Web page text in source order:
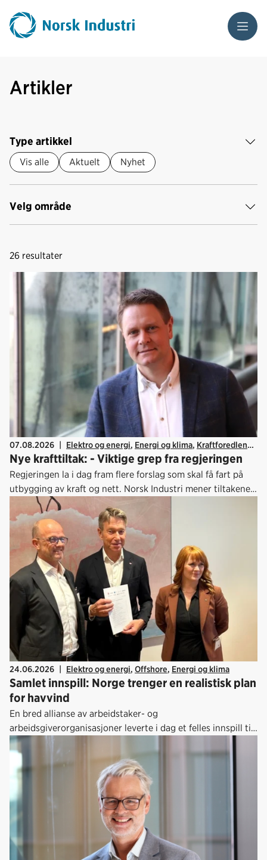
Meny
Artikler
Type artikkel
Vis alle Aktuelt Nyhet
Velg område
26 resultater
07.08.2026 | Elektro og energi, Energi og klima, Kraftforedlende
industri
Nye krafttiltak: - Viktige grep fra regjeringen
Regjeringen la i dag fram flere forslag som skal få fart på
utbygging av kraft og nett. Norsk Industri mener tiltakene
er gode, og det haster å få disse på plass.
24.06.2026 | Elektro og energi, Offshore, Energi og klima
Samlet innspill: Norge trenger en realistisk plan
for havvind
En bred allianse av arbeidstaker- og
arbeidsgiverorganisasjoner leverte i dag et felles innspill til
regjeringens videre arbeid med havvind. Budskapet er klart:
Norge trenger en realistisk og helhetlig plan som gjør det
mulig å realisere nye havvindprosjekter på norsk sokkel.